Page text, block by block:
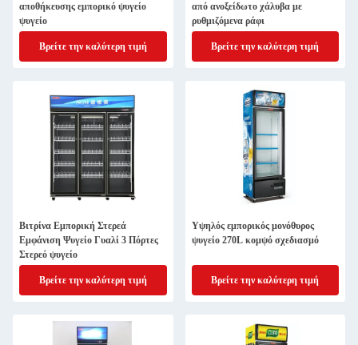
αποθήκευσης εμπορικό ψυγείο
ψυγείο
Βρείτε την καλύτερη τιμή
από ανοξείδωτο χάλυβα με
ρυθμιζόμενα ράφι
Βρείτε την καλύτερη τιμή
Βιτρίνα Εμπορική Στερεά
Εμφάνιση Ψυγείο Γυαλί 3 Πόρτες
Στερεό ψυγείο
Βρείτε την καλύτερη τιμή
Υψηλός εμπορικός μονόθυρος
ψυγείο 270L κομψό σχεδιασμό
Βρείτε την καλύτερη τιμή